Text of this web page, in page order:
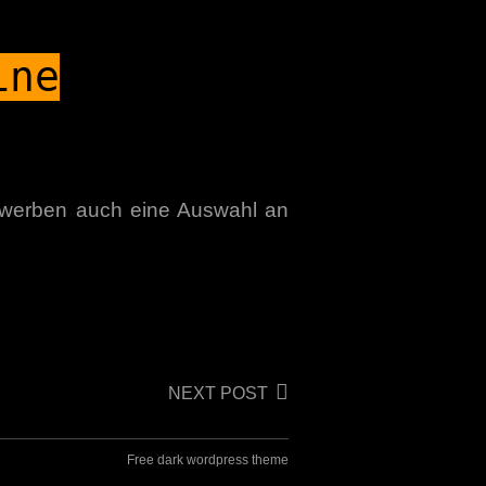
auch eine Auswahl an
NEXT POST
Free dark wordpress theme